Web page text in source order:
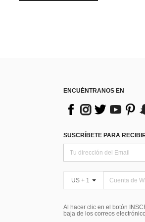
ENCUÉNTRANOS EN
SUSCRÍBETE PARA
US + 1
Al hacer clic en el botón
baja de los correos